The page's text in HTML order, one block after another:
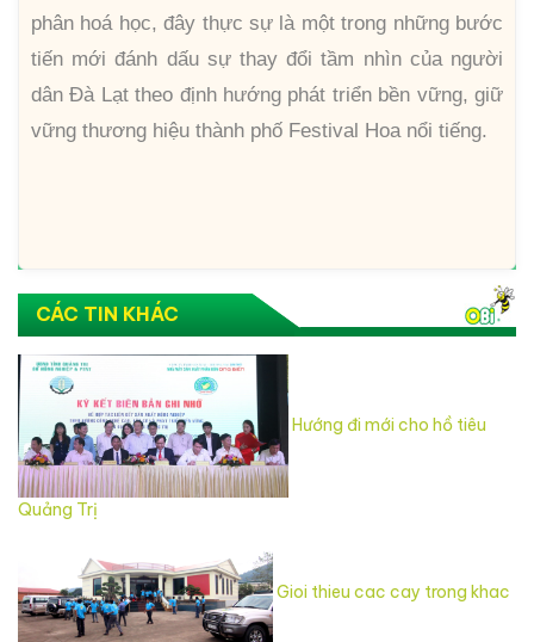
phân hoá học, đây thực sự là một trong những bước
tiến mới đánh dấu sự thay đổi tầm nhìn của người
dân Đà Lạt theo định hướng phát triển bền vững, giữ
vững thương hiệu thành phố Festival Hoa nổi tiếng.
CÁC TIN KHÁC
Hướng đi mới cho hồ tiêu
Quảng Trị
Gioi thieu cac cay trong khac